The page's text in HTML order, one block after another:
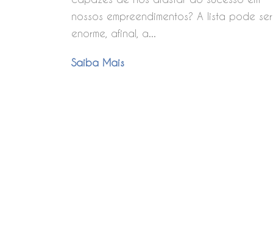
nossos empreendimentos? A lista pode ser
enorme, afinal, a...
Saiba Mais